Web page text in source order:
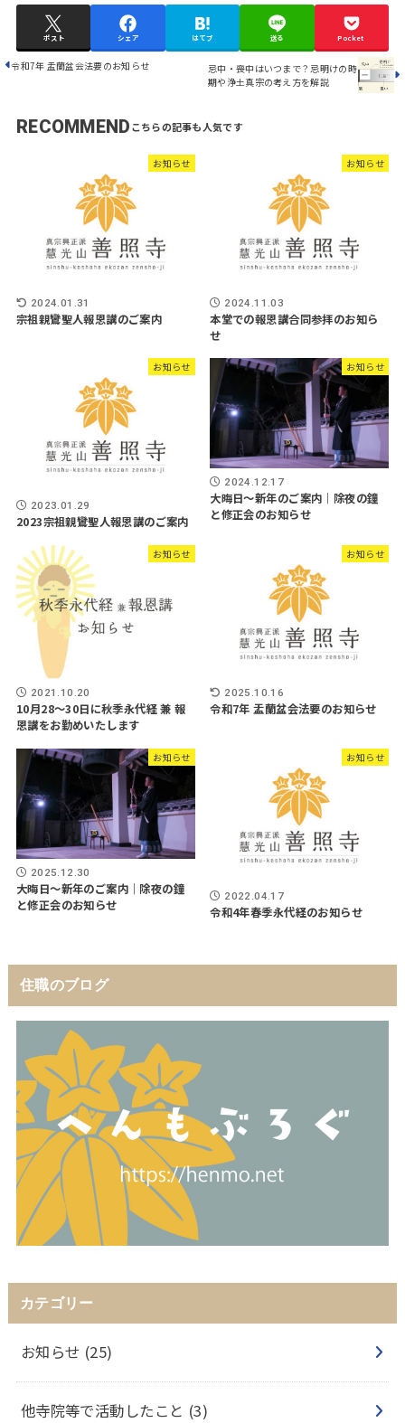
ポスト シェア はてブ 送る Pocket
令和7年 盂蘭盆会法要のお知らせ
忌中・喪中はいつまで？忌明けの時
期や浄土真宗の考え方を解説
RECOMMEND
お知らせ
2024.01.31
宗祖親鸞聖人報恩講のご案内
お知らせ
2024.11.03
本堂での報恩講合同参拝のお知ら
せ
お知らせ
2023.01.29
2023宗祖親鸞聖人報恩講のご案内
お知らせ
2024.12.17
大晦日～新年のご案内｜除夜の鐘
と修正会のお知らせ
お知らせ
2021.10.20
10月28〜30日に秋季永代経 兼 報
恩講をお勤めいたします
お知らせ
2025.10.16
令和7年 盂蘭盆会法要のお知らせ
お知らせ
2025.12.30
大晦日～新年のご案内｜除夜の鐘
と修正会のお知らせ
お知らせ
2022.04.17
令和4年春季永代経のお知らせ
住職のブログ
カテゴリー
お知らせ (25)
他寺院等で活動したこと (3)